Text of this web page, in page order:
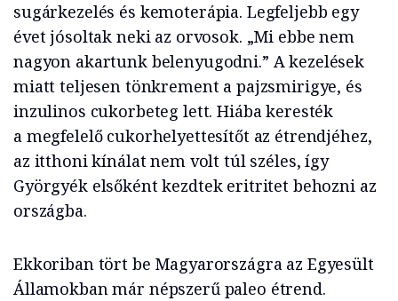
sugárkezelés és kemoterápia. Legfeljebb egy
évet jósoltak neki az orvosok. „Mi ebbe nem
nagyon akartunk belenyugodni.” A kezelések
miatt teljesen tönkrement a pajzsmirigye, és
inzulinos cukorbeteg lett. Hiába keresték
a megfelelő cukorhelyettesítőt az étrendjéhez,
az itthoni kínálat nem volt túl széles, így
Györgyék elsőként kezdtek eritritet behozni az
országba.
Ekkoriban tört be Magyarországra az Egyesült
Államokban már népszerű paleo étrend.